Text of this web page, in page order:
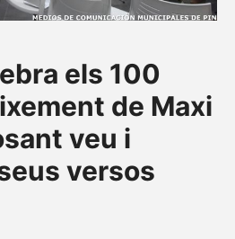
els 100
de Maxi
veu i
versos